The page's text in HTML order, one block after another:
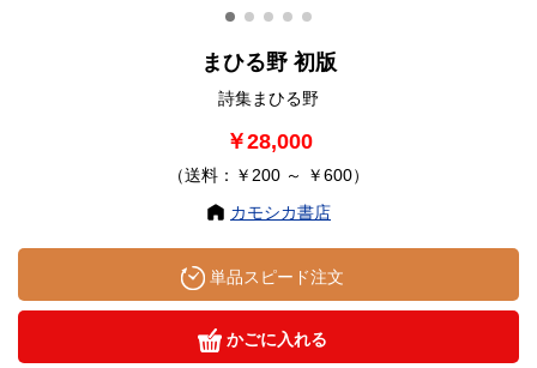
まひる野 初版
詩集まひる野
￥28,000
（送料：￥200 ～ ￥600）
カモシカ書店
単品スピード注文
かごに入れる